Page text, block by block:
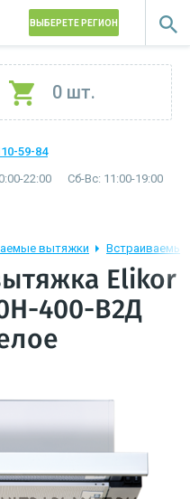
ВЫБЕРЕТЕ РЕГИОН
0 шт.
59-84
22:00 Сб-Вс: 11:00-19:00
вытяжки
Elikor
400-В2Д